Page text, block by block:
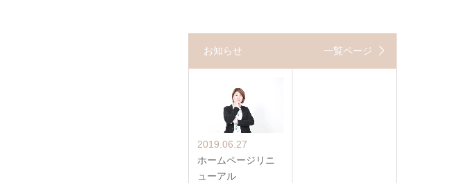
お知らせ 一覧ページ
2019.06.27
ホームページリニ
ューアル